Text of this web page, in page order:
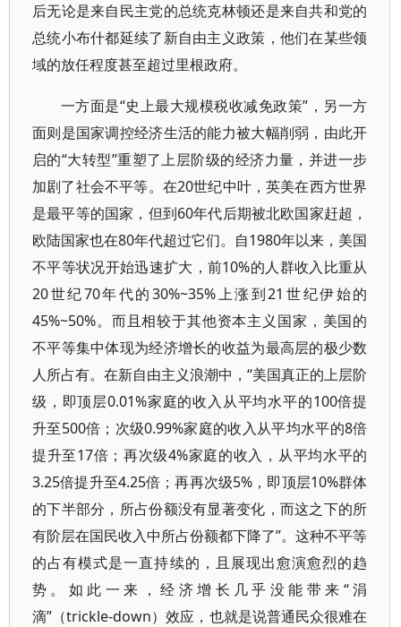
后无论是来自民主党的总统克林顿还是来自共和党的
总统小布什都延续了新自由主义政策，他们在某些领
域的放任程度甚至超过里根政府。
一方面是“史上最大规模税收减免政策”，另一方
面则是国家调控经济生活的能力被大幅削弱，由此开
启的“大转型”重塑了上层阶级的经济力量，并进一步
加剧了社会不平等。在20世纪中叶，英美在西方世界
是最平等的国家，但到60年代后期被北欧国家赶超，
欧陆国家也在80年代超过它们。自1980年以来，美国
不平等状况开始迅速扩大，前10%的人群收入比重从
20世纪70年代的30%~35%上涨到21世纪伊始的
45%~50%。而且相较于其他资本主义国家，美国的
不平等集中体现为经济增长的收益为最高层的极少数
人所占有。在新自由主义浪潮中，“美国真正的上层阶
级，即顶层0.01%家庭的收入从平均水平的100倍提
升至500倍；次级0.99%家庭的收入从平均水平的8倍
提升至17倍；再次级4%家庭的收入，从平均水平的
3.25倍提升至4.25倍；再再次级5%，即顶层10%群体
的下半部分，所占份额没有显著变化，而这之下的所
有阶层在国民收入中所占份额都下降了”。这种不平等
的占有模式是一直持续的，且展现出愈演愈烈的趋
势。如此一来，经济增长几乎没能带来“涓
滴”（trickle-down）效应，也就是说普通民众很难在